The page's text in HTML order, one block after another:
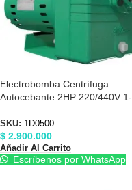
Electrobomba Centrífuga
Autocebante 2HP 220/440V 1-
SKU: 1D0500
$ 2.900.000
Añadir Al Carrito
Escríbenos por WhatsApp